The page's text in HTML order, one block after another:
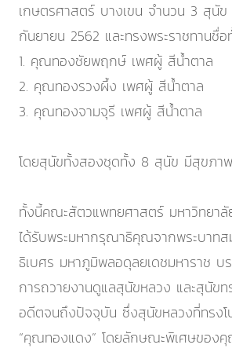
เกษตรศาสตร์ บางเขน จำนวน 3 สุนั
กันยายน 2562 และทรงพระราชทานชื่
1. คุณทองชัยพฤกษ์ เพศผู้ สีน้ำตาล
2. คุณทองรวงผึ้ง เพศผู้ สีน้ำตาล
3. คุณทองจามจุรี เพศผู้ สีน้ำตาล
โดยสุนัขทั้งสองชุดทั้ง 8 สุนัข มีสุขภา
ทั้งนี้คณะสัตวแพทยศาสตร์ มหาวิทยาลั
ได้รับพระมหากรุณาธิคุณจากพระบาทส
ธิเบศร มหาภูมิพลอดุลยเดชมหาราช บ
การถวายงานดูแลสุนัขหลวง และสุนัข
อดีตจนถึงปัจจุบัน ซึ่งสุนัขหลวงที่ทรง
“คุณทองแดง” โดยลักษณะพิเศษของ